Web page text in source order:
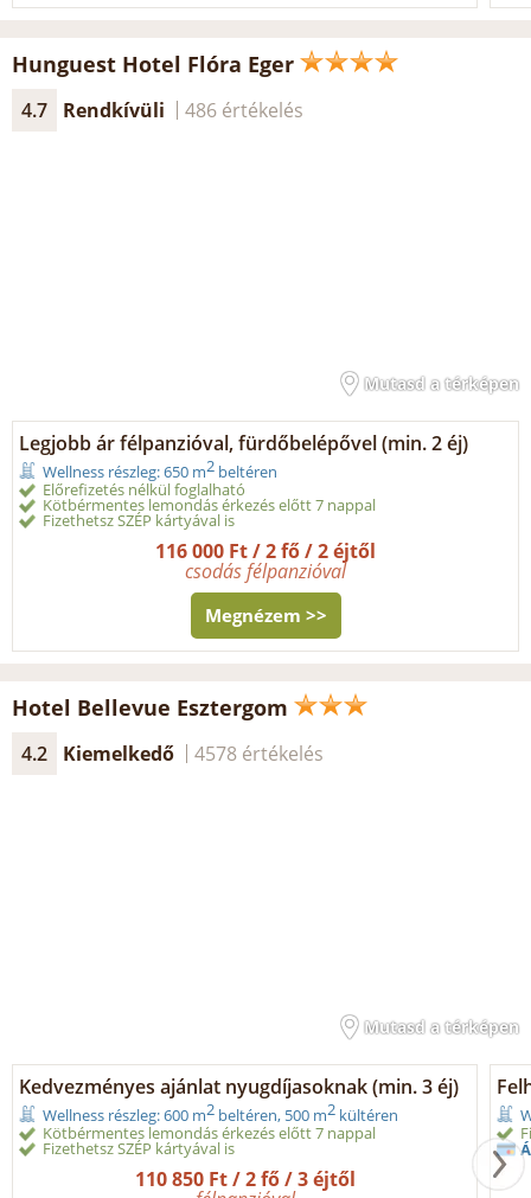
Hunguest Hotel Flóra Eger
4.7 Rendkívüli 486 értékelés
Mutasd a térképen
Legjobb ár félpanzióval, fürdőbelépővel (min. 2 éj)
Wellness részleg: 650 m2 beltéren
Előrefizetés nélkül foglalható
Kötbérmentes lemondás érkezés előtt 7 nappal
Fizethetsz SZÉP kártyával is
116 000 Ft / 2 fő / 2 éjtől
csodás félpanzióval
Megnézem >>
Hotel Bellevue Esztergom
4.2 Kiemelkedő 4578 értékelés
Mutasd a térképen
Kedvezményes ajánlat nyugdíjasoknak (min. 3 éj)
Wellness részleg: 600 m2 beltéren, 500 m2 kültéren
Kötbérmentes lemondás érkezés előtt 7 nappal
Fizethetsz SZÉP kártyával is
110 850 Ft / 2 fő / 3 éjtől